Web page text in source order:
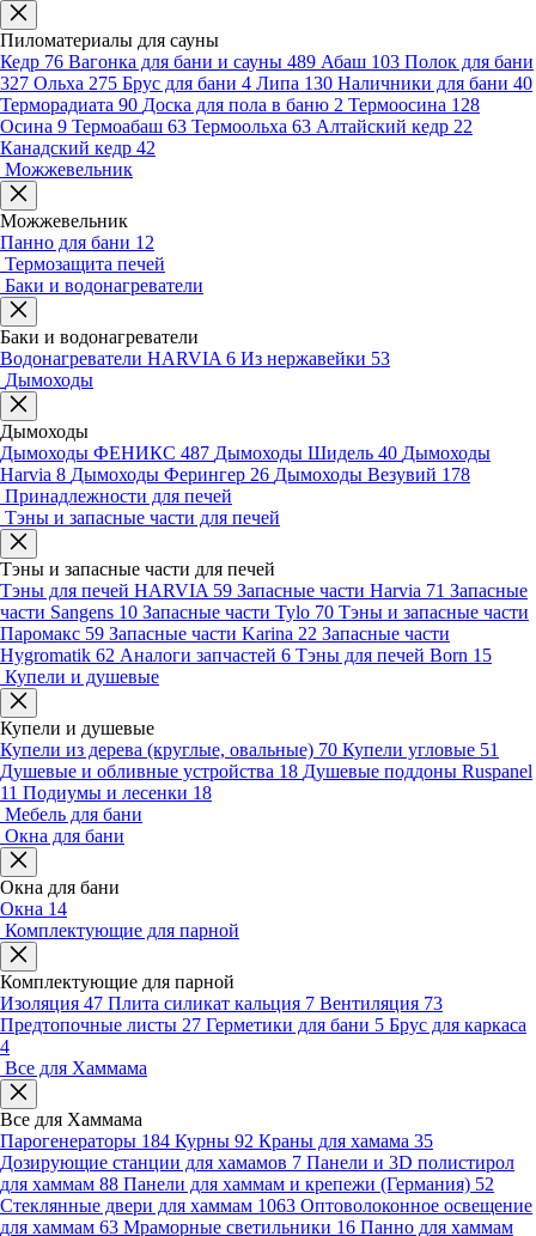
Пиломатериалы для сауны
Кедр 76 Вагонка для бани и сауны 489 Абаш 103 Полок для бани
327 Ольха 275 Брус для бани 4 Липа 130 Наличники для бани 40
Терморадиата 90 Доска для пола в баню 2 Термоосина 128
Осина 9 Термоабаш 63 Термоольха 63 Алтайский кедр 22
Канадский кедр 42
Можжевельник
Можжевельник
Панно для бани 12
Термозащита печей
Баки и водонагреватели
Баки и водонагреватели
Водонагреватели HARVIA 6 Из нержавейки 53
Дымоходы
Дымоходы
Дымоходы ФЕНИКС 487 Дымоходы Шидель 40 Дымоходы
Harvia 8 Дымоходы Ферингер 26 Дымоходы Везувий 178
Принадлежности для печей
Тэны и запасные части для печей
Тэны и запасные части для печей
Тэны для печей HARVIA 59 Запасные части Harvia 71 Запасные
части Sangens 10 Запасные части Tylo 70 Тэны и запасные части
Паромакс 59 Запасные части Karina 22 Запасные части
Hygromatik 62 Аналоги запчастей 6 Тэны для печей Born 15
Купели и душевые
Купели и душевые
Купели из дерева (круглые, овальные) 70 Купели угловые 51
Душевые и обливные устройства 18 Душевые поддоны Ruspanel
11 Подиумы и лесенки 18
Мебель для бани
Окна для бани
Окна для бани
Окна 14
Комплектующие для парной
Комплектующие для парной
Изоляция 47 Плита силикат кальция 7 Вентиляция 73
Предтопочные листы 27 Герметики для бани 5 Брус для каркаса
4
Все для Хаммама
Все для Хаммама
Парогенераторы 184 Курны 92 Краны для хамама 35
Дозирующие станции для хамамов 7 Панели и 3D полистирол
для хаммам 88 Панели для хаммам и крепежи (Германия) 52
Стеклянные двери для хаммам 1063 Оптоволоконное освещение
для хаммам 63 Мраморные светильники 16 Панно для хаммам